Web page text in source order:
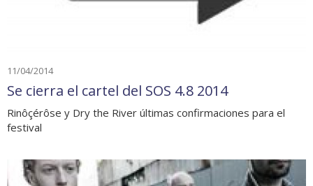
11/04/2014
Se cierra el cartel del SOS 4.8 2014
Rinôçérôse y Dry the River últimas confirmaciones para el
festival